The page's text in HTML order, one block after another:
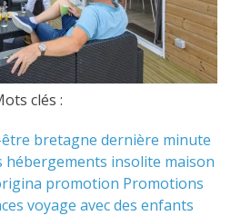
clés :
bretagne dernière minute
hébergements insolite maison
promotion Promotions
voyage avec des enfants